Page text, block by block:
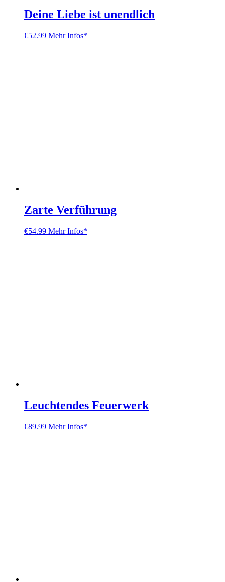
Deine Liebe ist unendlich
€52.99 Mehr Infos*
Zarte Verführung
€54.99 Mehr Infos*
Leuchtendes Feuerwerk
€89.99 Mehr Infos*